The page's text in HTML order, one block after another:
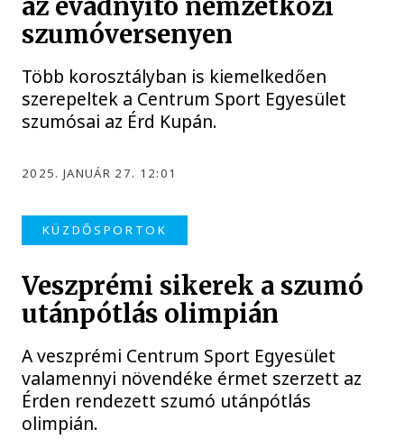
az évadnyitó nemzetközi
szumóversenyen
Több korosztályban is kiemelkedően
szerepeltek a Centrum Sport Egyesület
szumósai az Érd Kupán.
2025. JANUÁR 27. 12:01
KÜZDŐSPORTOK
Veszprémi sikerek a szumó
utánpótlás olimpián
A veszprémi Centrum Sport Egyesület
valamennyi növendéke érmet szerzett az
Érden rendezett szumó utánpótlás
olimpián.